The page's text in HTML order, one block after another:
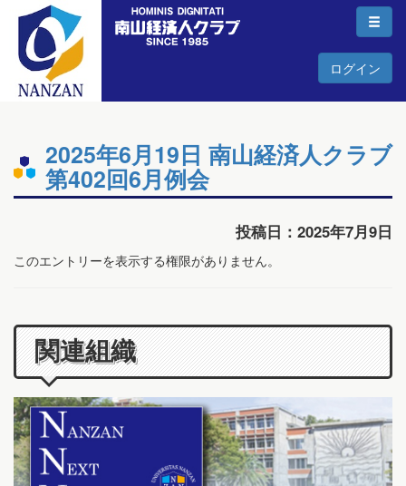
ログイン
2025年6月19日 南山経済人クラブ
第402回6月例会
投稿日：2025年7月9日
このエントリーを表示する権限がありません。
関連組織